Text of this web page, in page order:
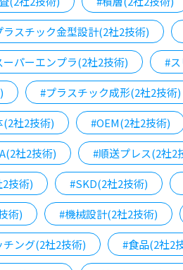
ラスチック金型設計(2社2技術)
ーパーエンプラ(2社2技術) #
#プラスチック成形(2社2技術)
(2社2技術) #OEM(2社2技術)
社2技術) #順送プレス(2社2
技術) #SKD(2社2技術)
術) #機械設計(2社2技術)
チング(2社2技術) #食品(2社2